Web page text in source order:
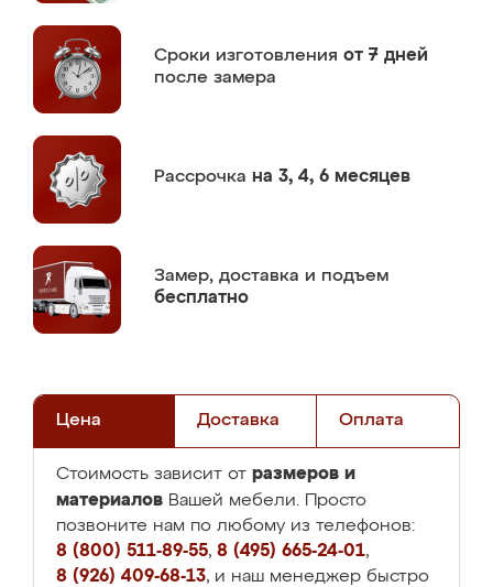
Сроки изготовления от 7 дней
после замера
Рассрочка на 3, 4, 6 месяцев
Замер, доставка и подъем
бесплатно
Цена Доставка Оплата
Стоимость зависит от размеров и
материалов Вашей мебели. Просто
позвоните нам по любому из телефонов:
8 (800) 511-89-55, 8 (495) 665-24-01,
8 (926) 409-68-13, и наш менеджер быстро